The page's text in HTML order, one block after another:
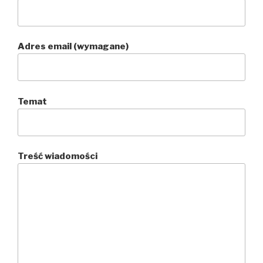
Adres email (wymagane)
Temat
Treść wiadomości